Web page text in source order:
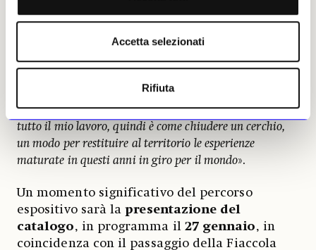
Accetta selezionati
Rifiuta
questa mostra segna per leiun ritorno
significativo in Trentino dopo molti anni
«Alla Galleria Civica di Trento, nel 2006, ho
partecipativo: era un cortometraggio girato all’interno
dello spazio espositivo. Oggi questo approccio attraversa
tutto il mio lavoro, quindi è come chiudere un cerchio,
un modo per restituire al territorio le esperienze
maturate in questi anni in giro per il mondo».
Un momento significativo del percorso
espositivo sarà lapresentazione del
catalogo, in programma il 27 gennaio, in
coincidenza con il passaggio della Fiaccola